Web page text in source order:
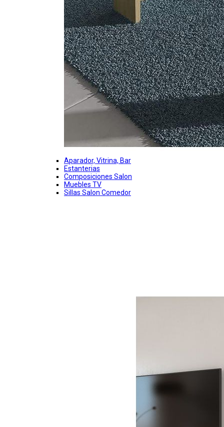
Aparador, Vitrina, Bar
Estanterias
Composiciones Salon
Muebles TV
Sillas Salon Comedor